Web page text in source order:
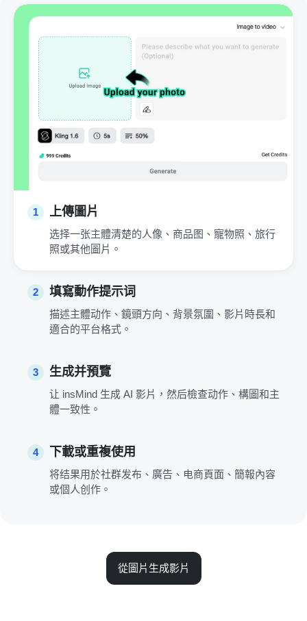
1 上傳圖片
选择一张主體清楚的人像、商品图、寵物照、旅行
照或其他圖片。
2 填寫動作提示词
描述主體动作、鏡頭方向、背景氛圍、影片時長和
適合的平台格式。
3 生成并預覽
让 insMind 生成 AI 影片，然后檢查动作、構圖和主
體一致性。
4 下載或重複使用
将结果用於社群发布、廣告、电商頁面、簡報內容
或個人创作。
從圖片生成影片